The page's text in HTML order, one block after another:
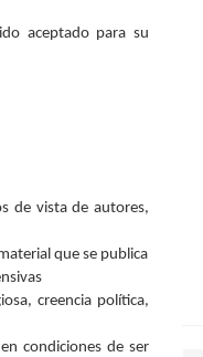
aceptado para su
de vista de autores,
que se publica
creencia política,
condiciones de ser